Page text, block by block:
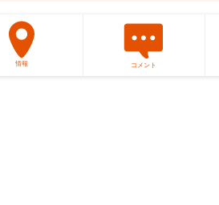
情報 コメント